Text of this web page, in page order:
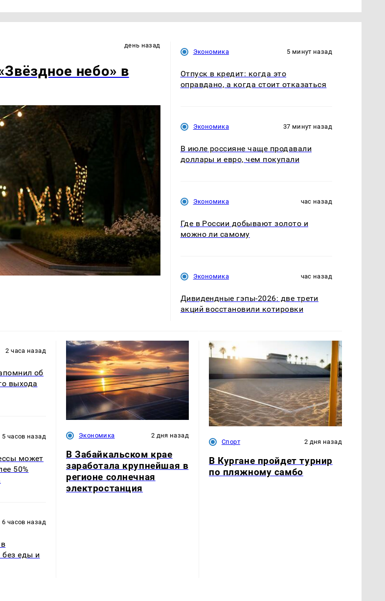
день назад
небо» в
Экономика 5 минут назад
Отпуск в кредит: когда это
оправдано, а когда стоит отказаться
Экономика 37 минут назад
В июле россияне чаще продавали
доллары и евро, чем покупали
Экономика час назад
Где в России добывают золото и
можно ли самому
Экономика час назад
Дивидендные гэпы-2026: две трети
акций восстановили котировки
2 часа назад
об
выхода
5 часов назад
может
50%
6 часов назад
без еды и
Экономика 2 дня назад
В Забайкальском крае
заработала крупнейшая в
регионе солнечная
электростанция
Спорт 2 дня назад
В Кургане пройдет турнир
по пляжному самбо